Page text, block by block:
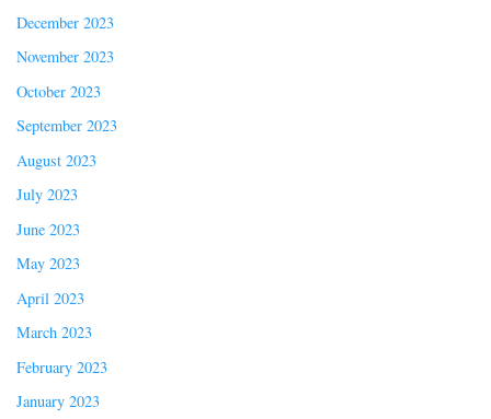
December 2023
November 2023
October 2023
September 2023
August 2023
July 2023
June 2023
May 2023
April 2023
March 2023
February 2023
January 2023